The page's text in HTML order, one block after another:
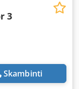
3
Skambinti